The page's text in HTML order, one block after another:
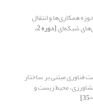
همکاری‌ها و انتقال
شبکه‌ای [دوره 2،
فناوری مبتنی بر ساختار
محیط زیست و